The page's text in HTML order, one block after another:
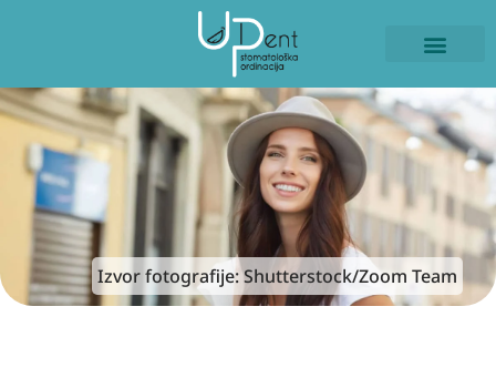
Izvor fotografije: Shutterstock/Zoom Team